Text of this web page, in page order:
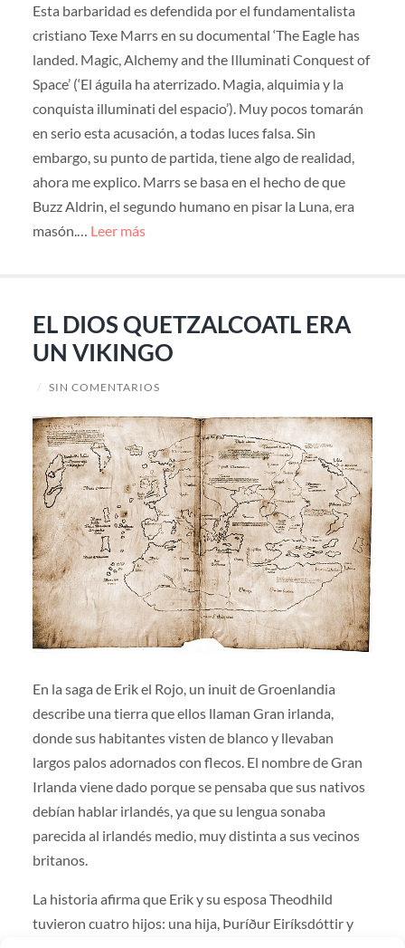
Esta barbaridad es defendida por el fundamentalista
cristiano Texe Marrs en su documental ‘The Eagle has
landed. Magic, Alchemy and the Illuminati Conquest of
Space’ (‘El águila ha aterrizado. Magia, alquimia y la
conquista illuminati del espacio’). Muy pocos tomarán
en serio esta acusación, a todas luces falsa. Sin
embargo, su punto de partida, tiene algo de realidad,
ahora me explico. Marrs se basa en el hecho de que
Buzz Aldrin, el segundo humano en pisar la Luna, era
masón.… Leer más
EL DIOS QUETZALCOATL ERA
UN VIKINGO
/ SIN COMENTARIOS
En la saga de Erik el Rojo, un inuit de Groenlandia
describe una tierra que ellos llaman Gran irlanda,
donde sus habitantes visten de blanco y llevaban
largos palos adornados con flecos. El nombre de Gran
Irlanda viene dado porque se pensaba que sus nativos
debían hablar irlandés, ya que su lengua sonaba
parecida al irlandés medio, muy distinta a sus vecinos
britanos.
La historia afirma que Erik y su esposa Theodhild
tuvieron cuatro hijos: una hija, Þuríður Eiríksdóttir y